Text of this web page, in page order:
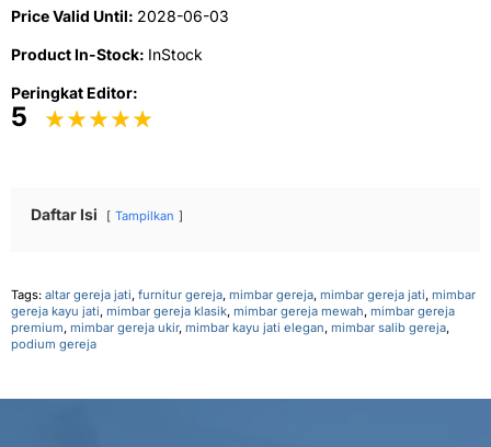
Price Valid Until: 2028-06-03
Product In-Stock: InStock
Peringkat Editor:
5
Daftar Isi Tampilkan
Tags: altar gereja jati, furnitur gereja, mimbar gereja, mimbar gereja jati, mimbar
gereja kayu jati, mimbar gereja klasik, mimbar gereja mewah, mimbar gereja
premium, mimbar gereja ukir, mimbar kayu jati elegan, mimbar salib gereja,
podium gereja